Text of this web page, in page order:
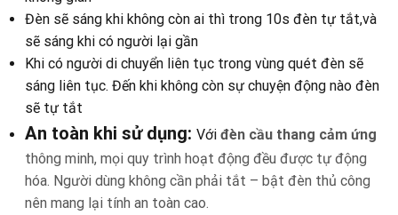
Đèn sẽ sáng khi không còn ai thì trong 10s đèn tự tắt,và
sẽ sáng khi có người lại gần
Khi có người di chuyển liên tục trong vùng quét đèn sẽ
sáng liên tục. Đến khi không còn sự chuyện động nào đèn
sẽ tự tắt
An toàn khi sử dụng: Với đèn cầu thang cảm ứng
thông minh, mọi quy trình hoạt động đều được tự động
hóa. Người dùng không cần phải tắt – bật đèn thủ công
nên mang lại tính an toàn cao.